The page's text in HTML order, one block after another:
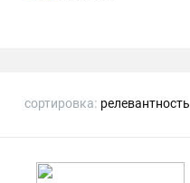
сортировка: релевантность